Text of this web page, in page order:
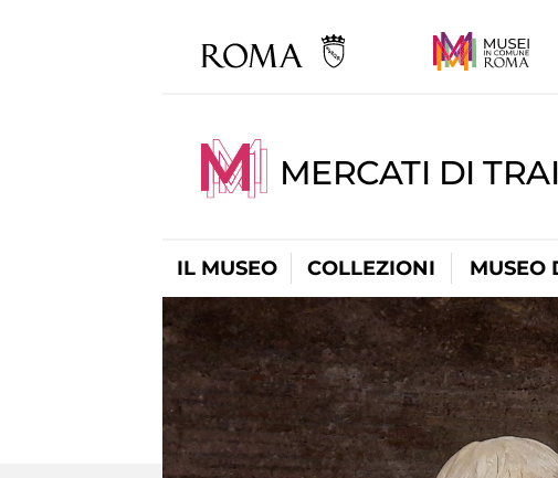
MERCATI DI
IL MUSEO COLLEZIONI MUSEO